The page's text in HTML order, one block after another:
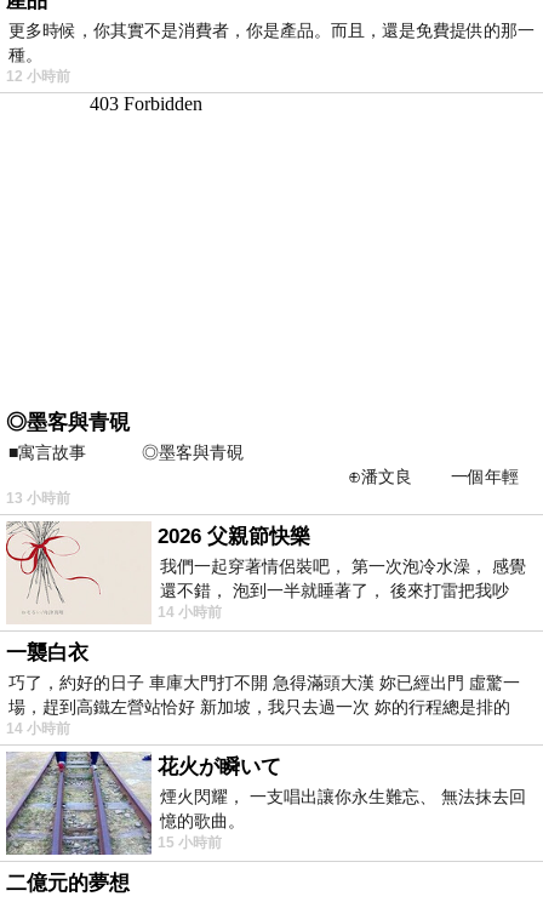
更多時候，你其實不是消費者，你是產品。而且，還是免費提供的那一
種。
12 小時前
◎墨客與青硯
■寓言故事 ◎墨客與青硯
⊕潘文良 一個年輕
的墨客，在京城的古玩肆裡
13 小時前
2026 父親節快樂
我們一起穿著情侶裝吧， 第一次泡冷水澡， 感覺
還不錯， 泡到一半就睡著了， 後來打雷把我吵
醒， 手
14 小時前
一襲白衣
巧了，約好的日子 車庫大門打不開 急得滿頭大漢 妳已經出門 虛驚一
場，趕到高鐵左營站恰好 新加坡，我只去過一次 妳的行程總是排的
14 小時前
花火が瞬いて
煙火閃耀， 一支唱出讓你永生難忘、 無法抹去回
憶的歌曲。
15 小時前
二億元的夢想